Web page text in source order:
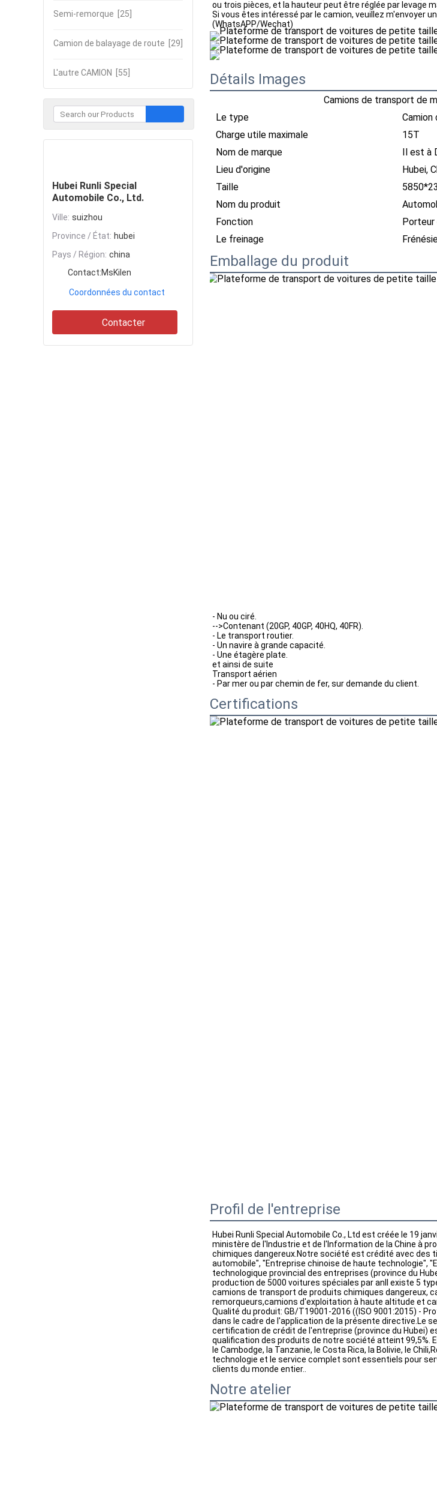
Semi-remorque [25]
Camion de balayage de route [29]
L'autre CAMION [55]
Hubei Runli Special
Automobile Co., Ltd.
Ville: suizhou
Province / État: hubei
Pays / Région: china
Contact:MsKilen
Coordonnées du contact
Contacter
ou trois pièces, et la hauteur peut être réglée par levage
Si vous êtes intéressé par le camion, veuillez m'envoyer
(WhatsAPP/Wechat)
Détails Images
Camions de transport de
Le type
Charge utile maximale
15T
Nom de marque
Il est à
Lieu d'origine
Hubei,
Taille
Nom du produit
Fonction
Porteur
Le freinage
Emballage du produit
- Nu ou ciré.
-->Contenant (20GP, 40GP, 40HQ, 40FR).
- Le transport routier.
- Un navire à grande capacité.
- Une étagère plate.
et ainsi de suite
Transport aérien
- Par mer ou par chemin de fer, sur demande du client.
Certifications
Profil de l'entreprise
Hubei Runli Special Automobile Co., Ltd est créée le 19
ministère de l'Industrie et de l'Information de la Chine à
chimiques dangereux.Notre société est crédité avec des
automobile", "Entreprise chinoise de haute technologie",
technologique provincial des entreprises (province du
production de 5000 voitures spéciales par anIl existe 5
camions de transport de produits chimiques dangereux,
remorqueurs,camions d'exploitation à haute altitude et
Qualité du produit: GB/T19001-2016 ((ISO 9001:2015) -
dans le cadre de l'application de la présente directive.Le
certification de crédit de l'entreprise (province du Hubei)
qualification des produits de notre société atteint 99,5%.
le Cambodge, la Tanzanie, le Costa Rica, la Bolivie, le
technologie et le service complet sont essentiels pour
clients du monde entier..
Notre atelier